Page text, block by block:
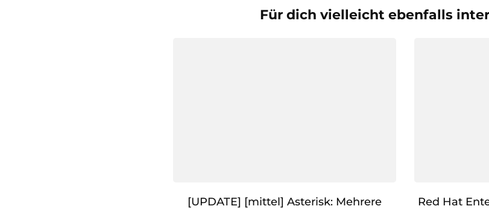
Für dich vielleicht ebenfalls
[UPDATE] [mittel] Asterisk: Mehrere
Red Hat